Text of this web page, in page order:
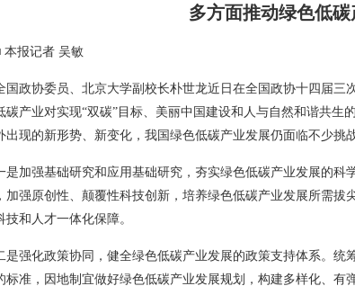
多方面推动绿色低
本报记者 吴敏
国政协委员、北京大学副校长朴世龙近日在全国政协十四届三
碳产业对实现“双碳”目标、美丽中国建设和人与自然和谐共生
出现的新形势、新变化，我国绿色低碳产业发展仍面临不少挑
是加强基础研究和应用基础研究，夯实绿色低碳产业发展的科
加强原创性、颠覆性科技创新，培养绿色低碳产业发展所需拔
技和人才一体化保障。
是强化政策协同，健全绿色低碳产业发展的政策支持体系。统
标准，因地制宜做好绿色低碳产业发展规划，构建多样化、有